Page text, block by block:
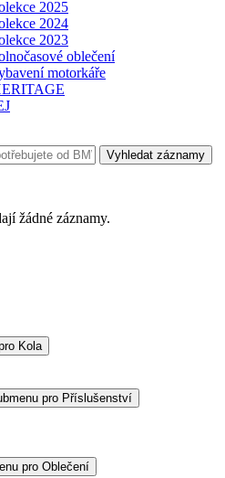
2025
2024
2023
oblečení
motorkáře
Vyhledat záznamy
žádné záznamy.
Kola
pro Příslušenství
pro Oblečení